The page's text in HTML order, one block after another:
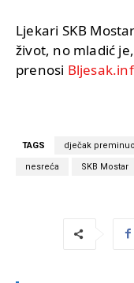
Ljekari SKB
život, no mladić
prenosi
TAGS dječak preminuo
nesreća SKB Mostar